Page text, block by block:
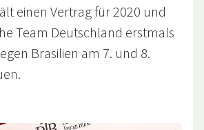
einen Vertrag für 2020 und
Team Deutschland erstmals
Brasilien am 7. und 8.